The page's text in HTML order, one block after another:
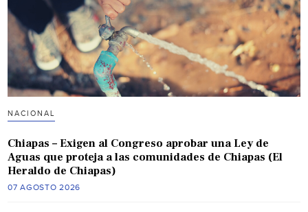
NACIONAL
Chiapas – Exigen al Congreso aprobar una Ley de
Aguas que proteja a las comunidades de Chiapas (El
Heraldo de Chiapas)
07 AGOSTO 2026